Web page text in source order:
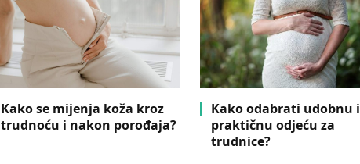
Kako se mijenja koža kroz
trudnoću i nakon porođaja?
Kako odabrati udobnu i
praktičnu odjeću za
trudnice?